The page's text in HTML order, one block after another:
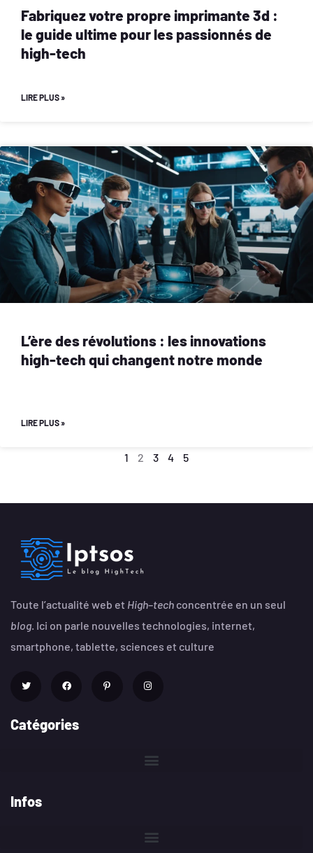
Fabriquez votre propre imprimante 3d :
le guide ultime pour les passionnés de
high-tech
LIRE PLUS »
L’ère des révolutions : les innovations
high-tech qui changent notre monde
LIRE PLUS »
1 2 3 4 5
Toute l’actualité web et High–tech concentrée en un seul
blog. Ici on parle nouvelles technologies, internet,
smartphone, tablette, sciences et culture
Catégories
Infos